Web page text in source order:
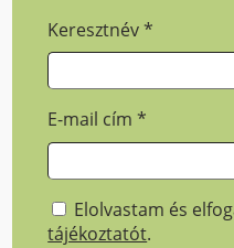
Keresztnév*
E-mail cím*
Elolvastam és
tájékoztatót.